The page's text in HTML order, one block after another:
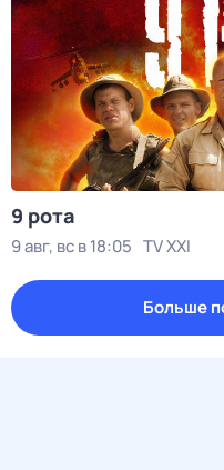
9 рота
9 авг, вс в 18:05 TV XXI
Больше